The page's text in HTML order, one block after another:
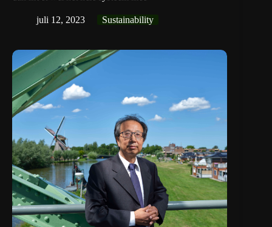
juli 12, 2023 Sustainability